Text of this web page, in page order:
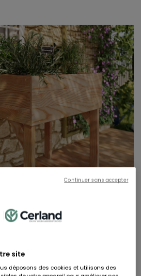
site
déposons des cookies et utilisons des
Continuer sans accepter